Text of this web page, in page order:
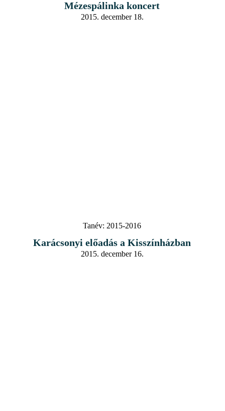
Mézespálinka koncert
2015. december 18.
Tanév: 2015-2016
Karácsonyi előadás a Kisszínházban
2015. december 16.